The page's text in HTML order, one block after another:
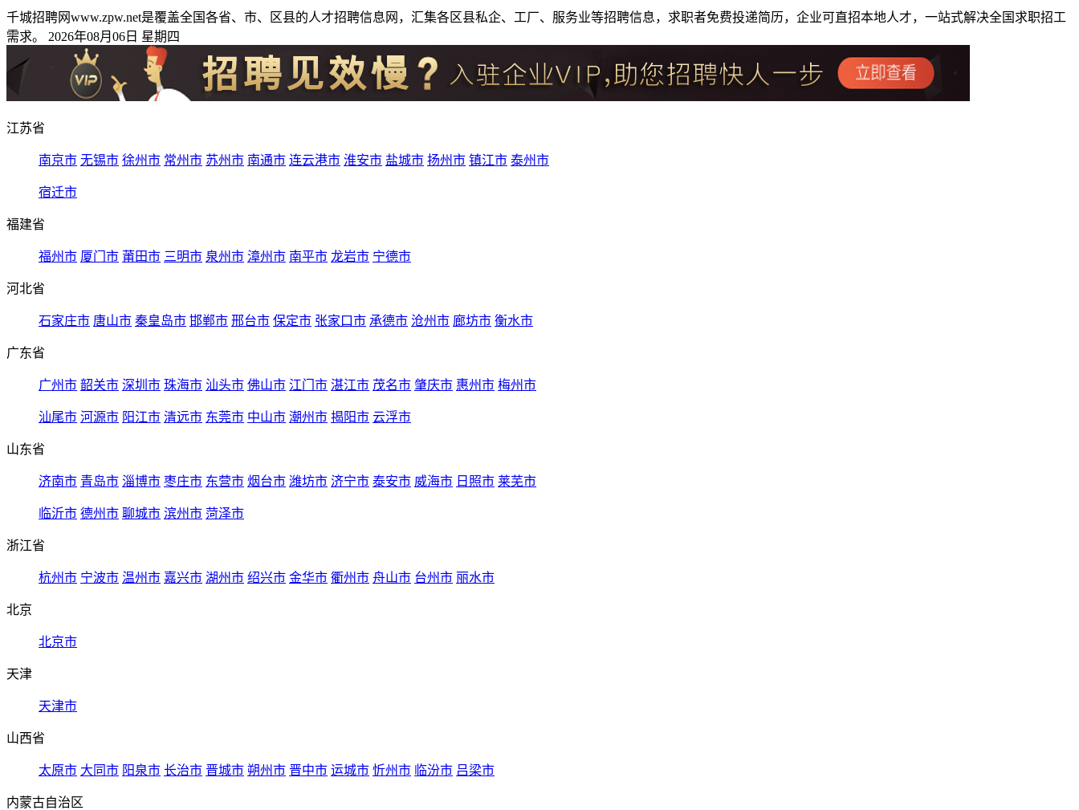
千城招聘网www.zpw.net是覆盖全国各省、市、区县的人才招聘信息网，汇集各区县私企、工厂、服务业等招聘信息，求职者免费投递简历，企业可直招本地人才，一站式解决全国求职招工
需求。 2026年08月06日 星期四
江苏省
南京市 无锡市 徐州市 常州市 苏州市 南通市 连云港市 淮安市 盐城市 扬州市 镇江市 泰州市
宿迁市
福建省
福州市 厦门市 莆田市 三明市 泉州市 漳州市 南平市 龙岩市 宁德市
河北省
石家庄市 唐山市 秦皇岛市 邯郸市 邢台市 保定市 张家口市 承德市 沧州市 廊坊市 衡水市
广东省
广州市 韶关市 深圳市 珠海市 汕头市 佛山市 江门市 湛江市 茂名市 肇庆市 惠州市 梅州市
汕尾市 河源市 阳江市 清远市 东莞市 中山市 潮州市 揭阳市 云浮市
山东省
济南市 青岛市 淄博市 枣庄市 东营市 烟台市 潍坊市 济宁市 泰安市 威海市 日照市 莱芜市
临沂市 德州市 聊城市 滨州市 菏泽市
浙江省
杭州市 宁波市 温州市 嘉兴市 湖州市 绍兴市 金华市 衢州市 舟山市 台州市 丽水市
北京
北京市
天津
天津市
山西省
太原市 大同市 阳泉市 长治市 晋城市 朔州市 晋中市 运城市 忻州市 临汾市 吕梁市
内蒙古自治区